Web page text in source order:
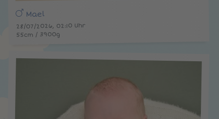
Mael
28/07/2026, 02:10 Uhr
55cm / 3900g